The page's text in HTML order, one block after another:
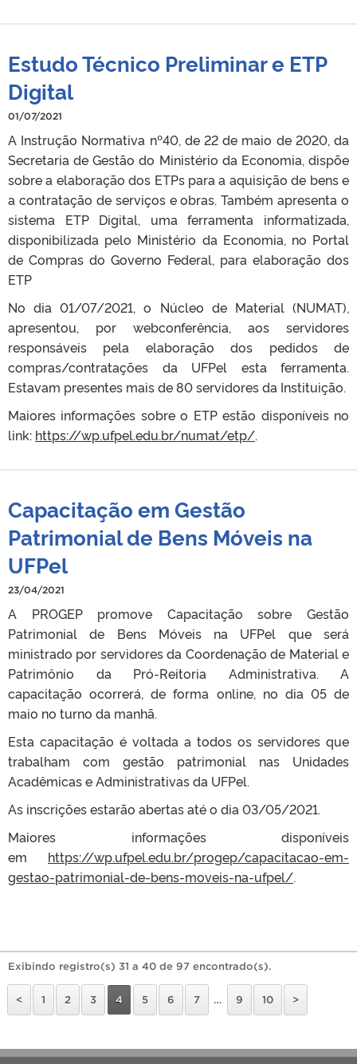
Estudo Técnico Preliminar e ETP
Digital
01/07/2021
A Instrução Normativa nº40, de 22 de maio de 2020, da
Secretaria de Gestão do Ministério da Economia, dispõe
sobre a elaboração dos ETPs para a aquisição de bens e
a contratação de serviços e obras. Também apresenta o
sistema ETP Digital, uma ferramenta informatizada,
disponibilizada pelo Ministério da Economia, no Portal
de Compras do Governo Federal, para elaboração dos
ETP
No dia 01/07/2021, o Núcleo de Material (NUMAT),
apresentou, por webconferência, aos servidores
responsáveis pela elaboração dos pedidos de
compras/contratações da UFPel esta ferramenta.
Estavam presentes mais de 80 servidores da Instituição.
Maiores informações sobre o ETP estão disponíveis no
link: https://wp.ufpel.edu.br/numat/etp/.
Capacitação em Gestão
Patrimonial de Bens Móveis na
UFPel
23/04/2021
A PROGEP promove Capacitação sobre Gestão
Patrimonial de Bens Móveis na UFPel que será
ministrado por servidores da Coordenação de Material e
Patrimônio da Pró-Reitoria Administrativa. A
capacitação ocorrerá, de forma online, no dia 05 de
maio no turno da manhã.
Esta capacitação é voltada a todos os servidores que
trabalham com gestão patrimonial nas Unidades
Acadêmicas e Administrativas da UFPel.
As inscrições estarão abertas até o dia 03/05/2021.
Maiores informações disponíveis
em https://wp.ufpel.edu.br/progep/capacitacao-em-
gestao-patrimonial-de-bens-moveis-na-ufpel/.
Exibindo registro(s) 31 a 40 de 97 encontrado(s).
< 1 2 3 4 5 6 7 … 9 10 >